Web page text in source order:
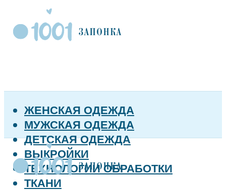
ЖЕНСКАЯ ОДЕЖДА
МУЖСКАЯ ОДЕЖДА
ДЕТСКАЯ ОДЕЖДА
ВЫКРОЙКИ
ТЕХНОЛОГИИ ОБРАБОТКИ
ТКАНИ